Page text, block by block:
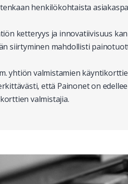
henkilökohtaista
ketteryys ja innovatiivisuus
siirtyminen mahdollisti
yhtiön valmistamien
että Painonet on
valmistajia.